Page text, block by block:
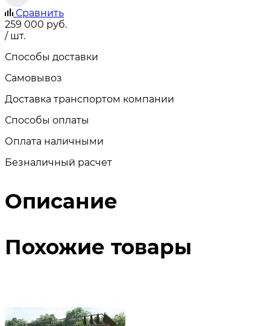
Сравнить
259 000 руб.
/ шт.
Способы доставки
Самовывоз
Доставка транспортом компании
Способы оплаты
Оплата наличными
Безналичный расчет
Описание
Похожие товары